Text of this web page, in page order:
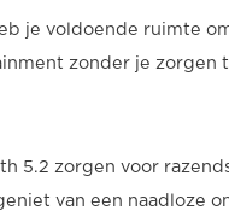
je voldoende ruimte
zonder je zorgen
5.2 zorgen voor
van een naadloze